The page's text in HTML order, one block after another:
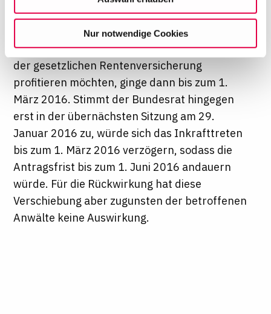
wirtschaftlich zu betreiben. Mit Bestätigung Ihrer Auswahl
willigen Sie in die Verwendung der gewählten Cookies
ein. Diese Auswahl können Sie jederzeit ändern oder
Ihre Einwilligung widerrufen, indem Sie am Ende der
Seite auf "Cookie-Einstellungen" klicken. Weitere
Informationen finden Sie in unseren
Datenschutzhinweisen
Nur notwendige Cookies
Rechtsanwälte, die Syndikusrechtsanwälte
werden und von den für sie günstigen
Rückwirkungsvorschriften bei der Befreiung in
der gesetzlichen Rentenversicherung
profitieren möchten, ginge dann bis zum 1.
März 2016. Stimmt der Bundesrat hingegen
erst in der übernächsten Sitzung am 29.
Januar 2016 zu, würde sich das Inkrafttreten
bis zum 1. März 2016 verzögern, sodass die
Antragsfrist bis zum 1. Juni 2016 andauern
würde. Für die Rückwirkung hat diese
Verschiebung aber zugunsten der betroffenen
Anwälte keine Auswirkung.